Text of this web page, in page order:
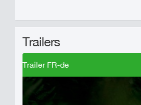
Trailers
Trailer FR-de